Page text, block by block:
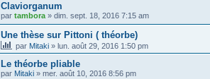
Claviorganum
par tambora » dim. sept. 18, 2016 7:15 am
Une thèse sur Pittoni ( théorbe)
par Mitaki » lun. août 29, 2016 1:50 pm
Le théorbe pliable
par Mitaki » mer. août 10, 2016 8:56 pm